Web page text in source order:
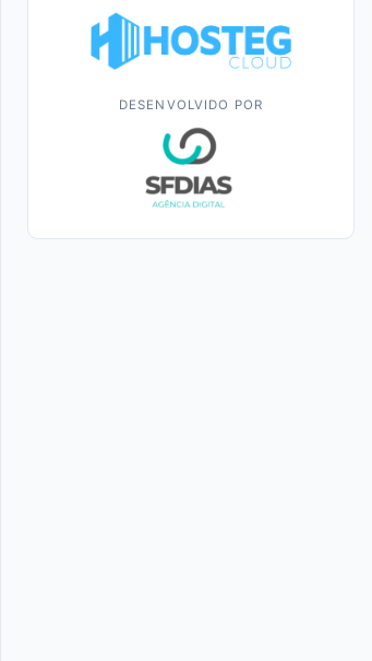
DESENVOLVIDO POR